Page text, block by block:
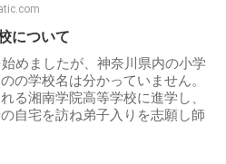
について
めましたが、神奈川県内の小学
の学校名は分かっていません。
る湘南学院高等学校に進学し、
自宅を訪ね弟子入りを志願し師